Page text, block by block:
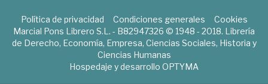
Política de privacidad Condiciones generales
Cookies
Marcial Pons Librero S.L. - B82947326 © 1948 - 2018. Librería
de Derecho, Economía, Empresa, Ciencias Sociales, Historia y
Ciencias Humanas
Hospedaje y desarrollo OPTYMA